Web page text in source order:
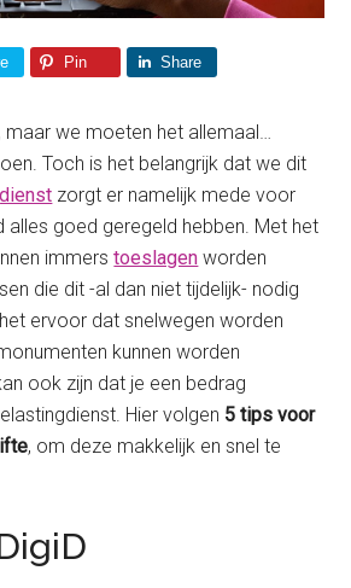
Pin Share
maar we moeten het allemaal…
Toch is het belangrijk dat we dit
zorgt er namelijk mede voor
alles goed geregeld hebben. Met het
immerstoeslagen worden
die dit -al dan niet tijdelijk- nodig
ervoor dat snelwegen worden
kunnen worden
ook zijn dat je een bedrag
Hier volgen 5 tips voor
, om deze makkelijk en snel te